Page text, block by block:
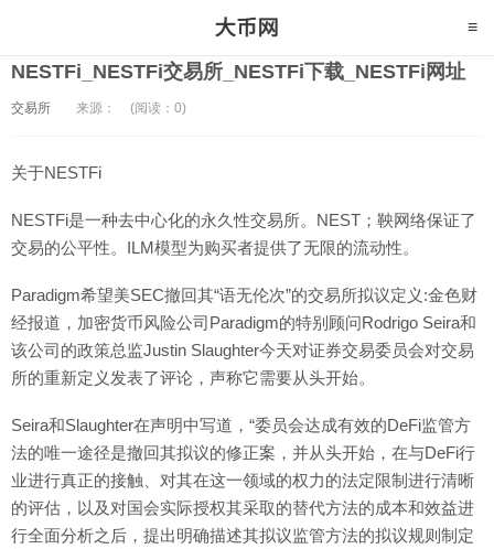
NESTFi_NESTFi交易所_NESTFi下载_NESTFi网址
交易所 来源： (阅读：0)
关于NESTFi
NESTFi是一种去中心化的永久性交易所。NEST；鞅网络保证了
交易的公平性。ILM模型为购买者提供了无限的流动性。
Paradigm希望美SEC撤回其“语无伦次”的交易所拟议定义:金色财
经报道，加密货币风险公司Paradigm的特别顾问Rodrigo Seira和
该公司的政策总监Justin Slaughter今天对证券交易委员会对交易
所的重新定义发表了评论，声称它需要从头开始。
Seira和Slaughter在声明中写道，“委员会达成有效的DeFi监管方
法的唯一途径是撤回其拟议的修正案，并从头开始，在与DeFi行
业进行真正的接触、对其在这一领域的权力的法定限制进行清晰
的评估，以及对国会实际授权其采取的替代方法的成本和效益进
行全面分析之后，提出明确描述其拟议监管方法的拟议规则制定